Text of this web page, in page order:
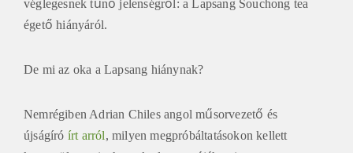
véglegesnek tűnő jelenségről: a Lapsang Souchong tea
égető hiányáról.
De mi az oka a Lapsang hiánynak?
Nemrégiben Adrian Chiles angol műsorvezető és
újságíró írt arról, milyen megpróbáltatásokon kellett